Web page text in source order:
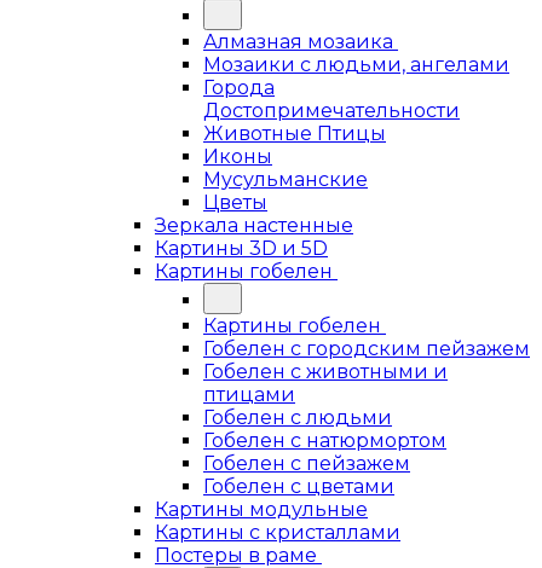
Алмазная мозаика
Мозаики с людьми, ангелами
Города
Достопримечательности
Животные Птицы
Иконы
Мусульманские
Цветы
Зеркала настенные
Картины 3D и 5D
Картины гобелен
Картины гобелен
Гобелен с городским пейзажем
Гобелен с животными и
птицами
Гобелен с людьми
Гобелен с натюрмортом
Гобелен с пейзажем
Гобелен с цветами
Картины модульные
Картины с кристаллами
Постеры в раме